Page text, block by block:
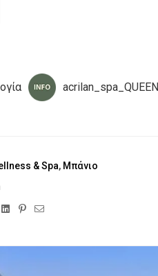
acrilan_spa_QUEEN
& Spa, Μπάνιο
TwitterLinkedinPinterest
Email